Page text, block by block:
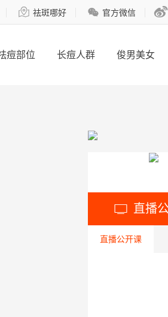
 祛斑哪好  官方微信 
痘部位 长痘人群 俊男美女
 直播
直播公开课